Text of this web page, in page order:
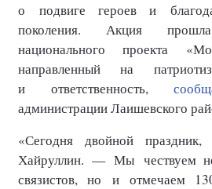
о подвиге героев и
поколения. Акция
национального проекта
направленный на
и ответственность,
администрации Лаишевского
«Сегодня двойной
Хайруллин. — Мы чествуем не
связистов, но и отмечаем